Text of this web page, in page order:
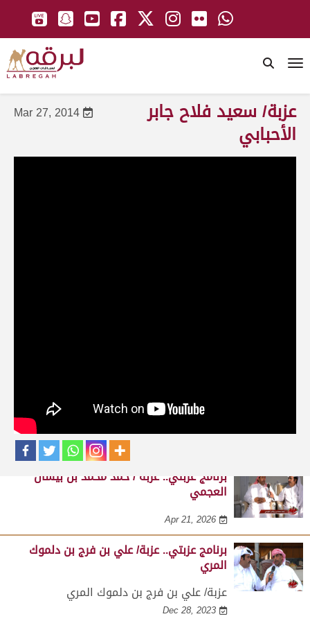
برنامج عزبتي.. عزبة / جبر بن شمسان الرمزاني
النعيمي
برنامج عزبتي.. عزبة / حمد محمد بن بيشان
العجمي
Apr 21, 2026
برنامج عزبتي.. عزبة/ علي بن فرج بن دلموك
المري
عزبة/ علي بن فرج بن دلموك المري
Dec 28, 2023
Mar 27, 2014 عزبة/ سعيد فلاح جابر
الأحبابي